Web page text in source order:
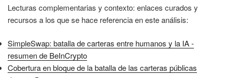
Lecturas complementarias y contexto: enlaces curados y
recursos a los que se hace referencia en este análisis:
SimpleSwap: batalla de carteras entre humanos y la IA -
resumen de BeInCrypto
Cobertura en bloque de la batalla de las carteras públicas